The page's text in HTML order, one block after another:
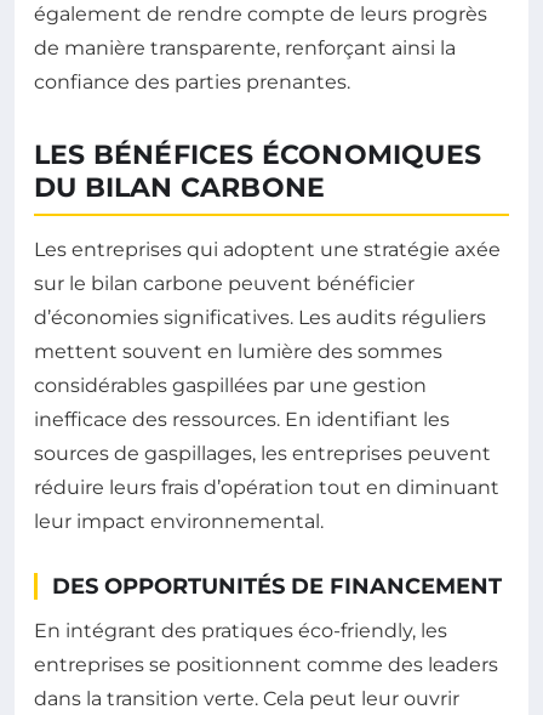
également de rendre compte de leurs progrès
de manière transparente, renforçant ainsi la
confiance des parties prenantes.
LES BÉNÉFICES ÉCONOMIQUES
DU BILAN CARBONE
Les entreprises qui adoptent une stratégie axée
sur le bilan carbone peuvent bénéficier
d’économies significatives. Les audits réguliers
mettent souvent en lumière des sommes
considérables gaspillées par une gestion
inefficace des ressources. En identifiant les
sources de gaspillages, les entreprises peuvent
réduire leurs frais d’opération tout en diminuant
leur impact environnemental.
DES OPPORTUNITÉS DE FINANCEMENT
En intégrant des pratiques éco-friendly, les
entreprises se positionnent comme des leaders
dans la transition verte. Cela peut leur ouvrir